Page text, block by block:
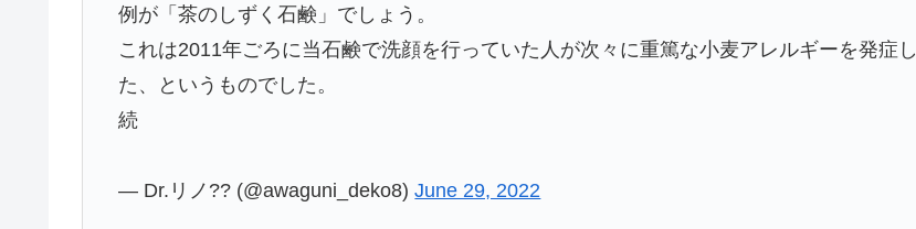
例が「茶のしずく石鹸」でしょう。
これは2011年ごろに当石鹸で洗顔を行っていた人が次々に重篤な小麦アレルギーを発症し
た、というものでした。
続
— Dr.リノ?? (@awaguni_deko8)June 29, 2022